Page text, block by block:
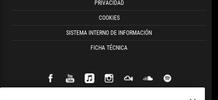
PRIVACIDAD
COOKIES
SISTEMA INTERNO DE INFORMACIÓN
FICHA TÉCNICA